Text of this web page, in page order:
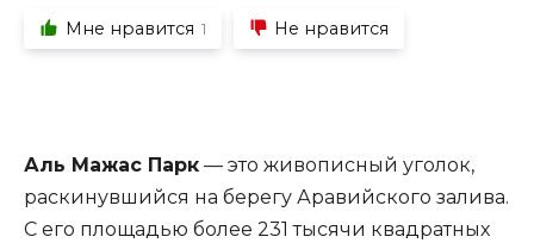
Мне нравится 1 Не нравится
Аль Мажас Парк — это живописный уголок,
раскинувшийся на берегу Аравийского залива.
С его площадью более 231 тысячи квадратных